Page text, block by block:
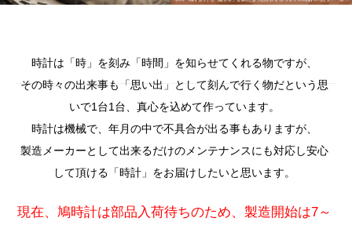
時計は「時」を刻み「時間」を知らせてくれる物ですが、
その時々の出来事も「思い出」として刻んで行く物だという思
いで1台1台、真心を込めて作っています。
時計は機械で、年月の中で不具合が出る事もありますが、
製造メーカーとして出来るだけのメンテナンスにも対応し安心
して頂ける「時計」をお届けしたいと思います。
現在、鳩時計は部品入荷待ちのため、製造開始は7～